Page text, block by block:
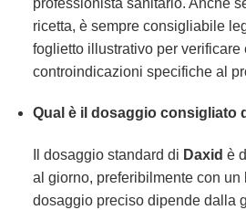
ricetta, è sempre consigliabile
foglietto illustrativo per verificare
controindicazioni specifiche al
Qual è il dosaggio consigliato
Il dosaggio standard di Daxid è
al giorno, preferibilmente con un
dosaggio preciso dipende dalla